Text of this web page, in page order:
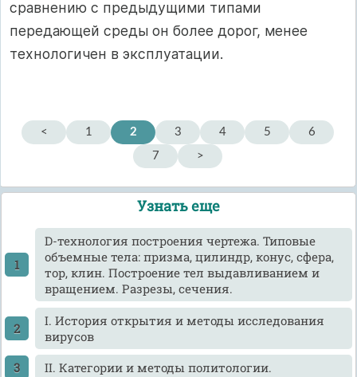
сравнению с предыдущими типами
передающей среды он более дорог, менее
технологичен в эксплуатации.
< 1 2 3 4 5
6
7
>
Узнать еще
D-технология построения чертежа. Типовые
объемные тела: призма, цилиндр, конус, сфера,
тор, клин. Построение тел выдавливанием и
вращением. Разрезы, сечения.
I. История открытия и методы исследования
вирусов
II. Категории и методы политологии.